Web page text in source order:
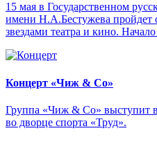
15 мая в Государственном
имени Н.А.Бестужева пройдет
звездами театра и кино.
Концерт «Чиж & Cо»
Группа «Чиж & Co» выступит
во дворце спорта «Труд».